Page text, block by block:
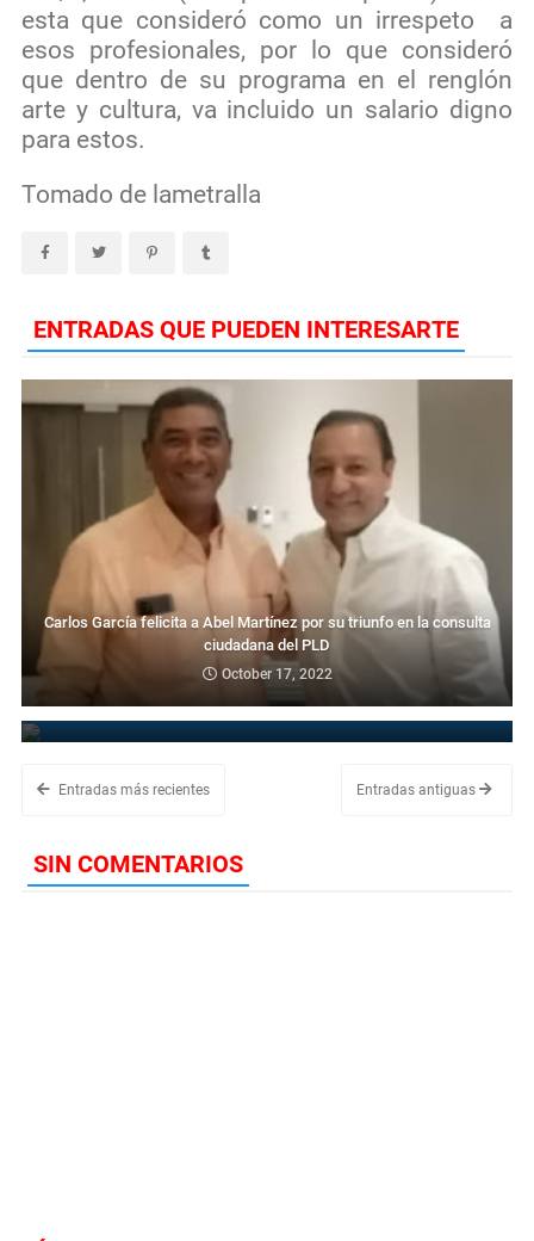
esta que consideró como un irrespeto
a
esos profesionales, por lo que consideró
que dentro de su programa en el renglón
arte y cultura, va incluido un salario digno
para estos.
Tomado de lametralla
ENTRADAS QUE PUEDEN INTERESARTE
Carlos García felicita a Abel Martínez por su triunfo en la consulta
ciudadana del PLD
October 17, 2022
El PLD llama a unir voluntades para enfrentar el peligro que
representa el auge de la violencia, el crimen y la inseguridad.
August 30, 2022
Entradas más recientes Entradas antiguas
SIN COMENTARIOS